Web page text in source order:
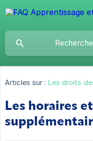
Articles sur : Les droits
Les horaires